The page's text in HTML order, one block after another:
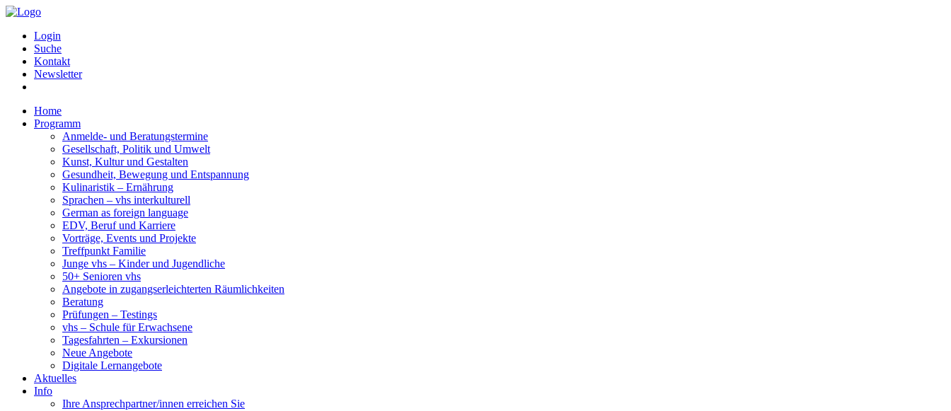
Login
Suche
Kontakt
Newsletter
Home
Programm
Anmelde- und Beratungstermine
Gesellschaft, Politik und Umwelt
Kunst, Kultur und Gestalten
Gesundheit, Bewegung und Entspannung
Kulinaristik – Ernährung
Sprachen – vhs interkulturell
German as foreign language
EDV, Beruf und Karriere
Vorträge, Events und Projekte
Treffpunkt Familie
Junge vhs – Kinder und Jugendliche
50+ Senioren vhs
Angebote in zugangserleichterten Räumlichkeiten
Beratung
Prüfungen – Testings
vhs – Schule für Erwachsene
Tagesfahrten – Exkursionen
Neue Angebote
Digitale Lernangebote
Aktuelles
Info
Ihre Ansprechpartner/innen erreichen Sie